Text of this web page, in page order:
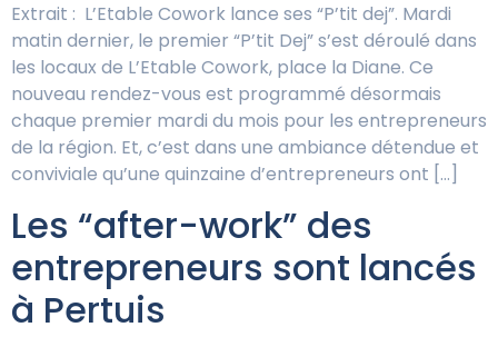
Extrait : L’Etable Cowork lance ses “P’tit dej”. Mardi
matin dernier, le premier “P’tit Dej” s’est déroulé dans
les locaux de L’Etable Cowork, place la Diane. Ce
nouveau rendez-vous est programmé désormais
chaque premier mardi du mois pour les entrepreneurs
de la région. Et, c’est dans une ambiance détendue et
conviviale qu’une quinzaine d’entrepreneurs ont […]
Les “after-work” des
entrepreneurs sont lancés
à Pertuis